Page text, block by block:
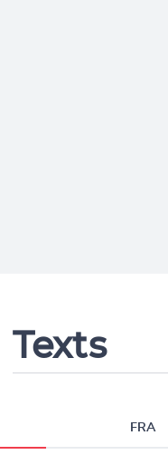
Texts
FRA